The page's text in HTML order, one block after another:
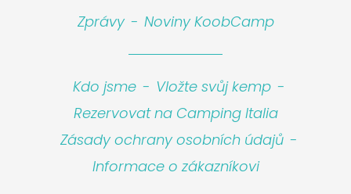
Zprávy - Noviny KoobCamp
Kdo jsme - Vložte svůj kemp -
Rezervovat na Camping Italia
Zásady ochrany osobních údajů -
Informace o zákazníkovi